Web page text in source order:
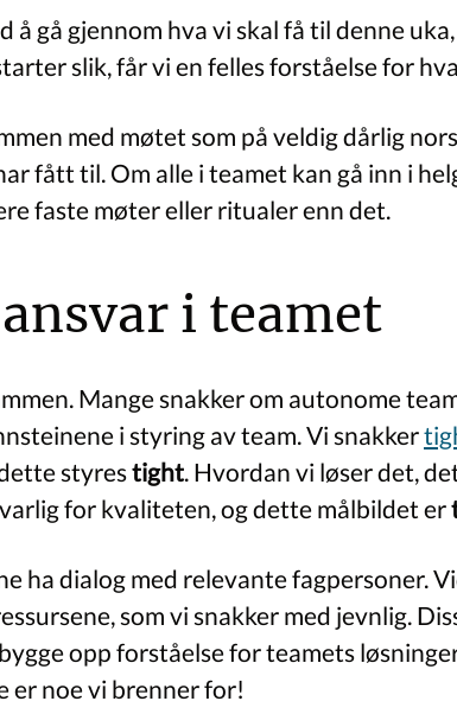
å gå gjennom hva vi skal få til denne
slik, får vi en felles forståelse for
med møtet som på veldig dårlig
fått til. Om alle i teamet kan gå inn i
faste møter eller ritualer enn det.
i teamet
Mange snakker om autonome
i styring av team. Vi snakker
styrestight. Hvordan vi løser det,
for kvaliteten, og dette målbildet er
ha dialog med relevante fagpersoner.
som vi snakker med jevnlig.
opp forståelse for teamets
er noe vi brenner for!